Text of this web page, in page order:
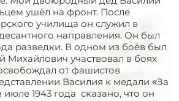
ушёл на фронт. После
училища он служил в
направления. Он был
разведки. В одном из боёв был
Михайлович участвовал в боях
от фашистов
Василия к медали «За
июле 1943 года сказано, что он